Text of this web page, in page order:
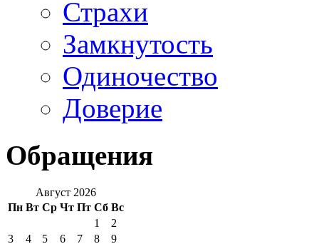
Страхи
Замкнутость
Одиночество
Доверие
Обращения
Август 2026
Пн Вт Ср Чт Пт Сб Вс
1
2
3
4 5 6 7 8
9